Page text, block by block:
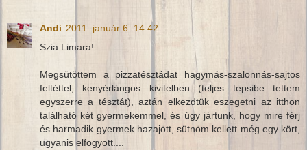
Andi 2011. január 6. 14:42
Szia Limara!
Megsütöttem a pizzatésztádat hagymás-szalonnás-sajtos
feltéttel, kenyérlángos kivitelben (teljes tepsibe tettem
egyszerre a tésztát), aztán elkezdtük eszegetni az itthon
található két gyermekemmel, és úgy jártunk, hogy mire férj
és harmadik gyermek hazajött, sütnöm kellett még egy kört,
ugyanis elfogyott....